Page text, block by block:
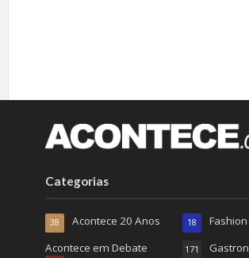
Categorias
Acontece 20 Anos
38
Acontece em Debate
Fashion
18
171